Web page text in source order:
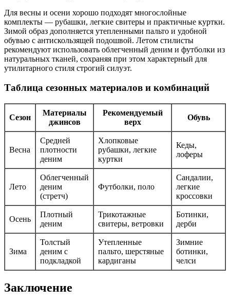
Для весны и осени хорошо подходят многослойные
комплекты — рубашки, легкие свитеры и практичные куртки.
Зимой образ дополняется утепленными пальто и удобной
обувью с антискользящей подошвой. Летом стилисты
рекомендуют использовать облегченный деним и футболки из
натуральных тканей, сохраняя при этом характерный для
утилитарного стиля строгий силуэт.
Таблица сезонных материалов и комбинаций
Сезон
Материалы
джинсов
Рекомендуемый
верх
Обувь
Весна
Средней
плотности
деним
Хлопковые
рубашки, легкие
куртки
Кеды,
лоферы
Лето
Облегченный
деним
(стретч)
Футболки, поло
Сандалии,
легкие
кроссовки
Осень
Плотный
деним
Трикотажные
свитеры, ветровки
Ботинки,
дерби
Зима
Толстый
деним с
подкладкой
Утепленные
пальто, шерстяные
кардиганы
Зимние
ботинки,
челси
Заключение